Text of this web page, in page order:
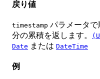
戻り値
timestamp パラメータ
分の累積を返します。
Date または DateTime
例